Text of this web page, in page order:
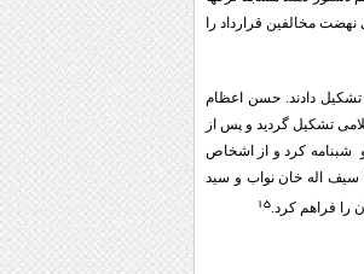
مخالفین قرارداد را
تشکیل دادند. حسن اعظام
تشکیل گردید و پس از
و شبنامه کرد و از اشخاص
سیف اله خان نواب و سید
را فراهم کرد.۱۵